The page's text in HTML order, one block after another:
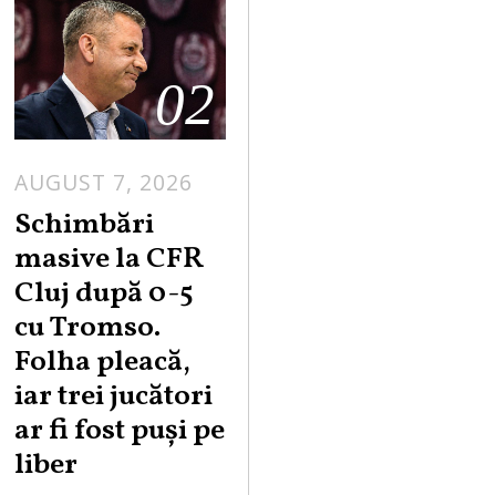
02
AUGUST 7, 2026
Schimbări
masive la CFR
Cluj după 0-5
cu Tromso.
Folha pleacă,
iar trei jucători
ar fi fost puși pe
liber